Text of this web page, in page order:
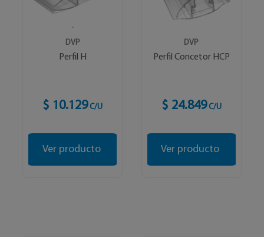
DVP
Perfil H
$ 10.129 C/U
Ver producto
DVP
Perfil Concetor HCP
$ 24.849 C/U
Ver producto